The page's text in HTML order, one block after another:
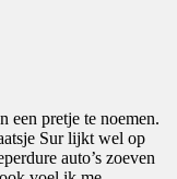
een pretje te noemen.
Sur lijkt wel op
auto’s zoeven